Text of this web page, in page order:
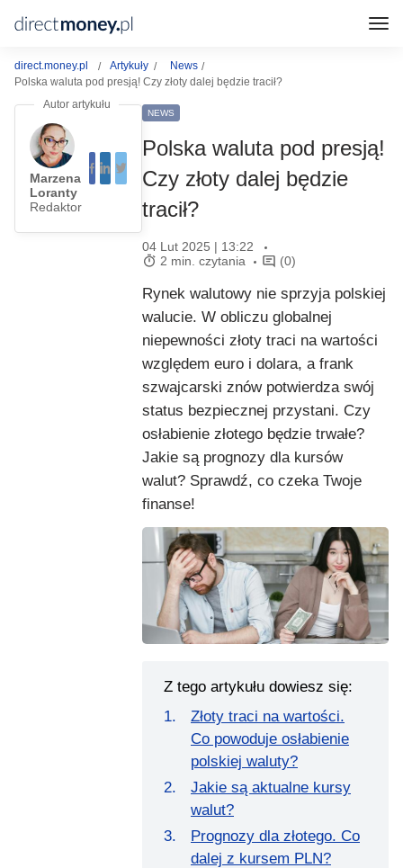
direct.money.pl Artykuły
News
Polska waluta pod presją! Czy złoty dalej będzie tracił?
Marzena
Loranty
Redaktor
NEWS
Polska waluta pod presją!
Czy złoty dalej będzie
tracił?
04 Lut 2025 | 13:22
2 min. czytania
(0)
Rynek walutowy nie sprzyja polskiej
walucie. W obliczu globalnej
niepewności złoty traci na wartości
względem euro i dolara, a frank
szwajcarski znów potwierdza swój
status bezpiecznej przystani. Czy
osłabienie złotego będzie trwałe?
Jakie są prognozy dla kursów
walut? Sprawdź, co czeka Twoje
finanse!
Z tego artykułu dowiesz się:
Złoty traci na wartości.
Co powoduje osłabienie
polskiej waluty?
Jakie są aktualne kursy
walut?
Prognozy dla złotego. Co
dalej z kursem PLN?